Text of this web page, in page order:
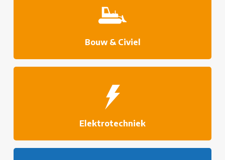
Bouw & Civiel
Elektrotechniek